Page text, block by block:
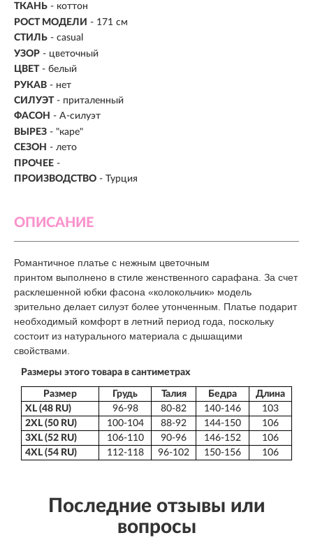
ТКАНЬ - коттон
РОСТ МОДЕЛИ - 171 см
СТИЛЬ - casual
УЗОР - цветочный
ЦВЕТ - белый
РУКАВ - нет
СИЛУЭТ - приталенный
ФАСОН - А-силуэт
ВЫРЕЗ - "каре"
СЕЗОН - лето
ПРОЧЕЕ -
ПРОИЗВОДСТВО - Турция
ОПИСАНИЕ
Романтичное платье с нежным цветочным
принтом выполнено в стиле женственного сарафана. За счет
расклешенной юбки фасона «колокольчик» модель
зрительно делает силуэт более утонченным. Платье подарит
необходимый комфорт в летний период года, поскольку
состоит из натурального материала с дышащими
свойствами.
Размеры этого товара в сантиметрах
Размер Грудь Талия Бедра
Длина
XL (48 RU)
96-98 80-82 140-146
103
2XL (50 RU)
100-104 88-92 144-150
106
3XL (52 RU)
106-110 90-96 146-152
106
4XL (54 RU)
112-118 96-102 150-156 106
Последние отзывы или
вопросы